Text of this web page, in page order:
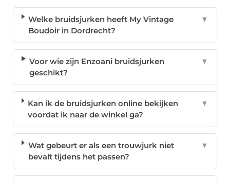
Welke bruidsjurken heeft My Vintage
Boudoir in Dordrecht?
▼
Voor wie zijn Enzoani bruidsjurken
geschikt?
▼
Kan ik de bruidsjurken online bekijken
voordat ik naar de winkel ga?
▼
Wat gebeurt er als een trouwjurk niet
bevalt tijdens het passen?
▼